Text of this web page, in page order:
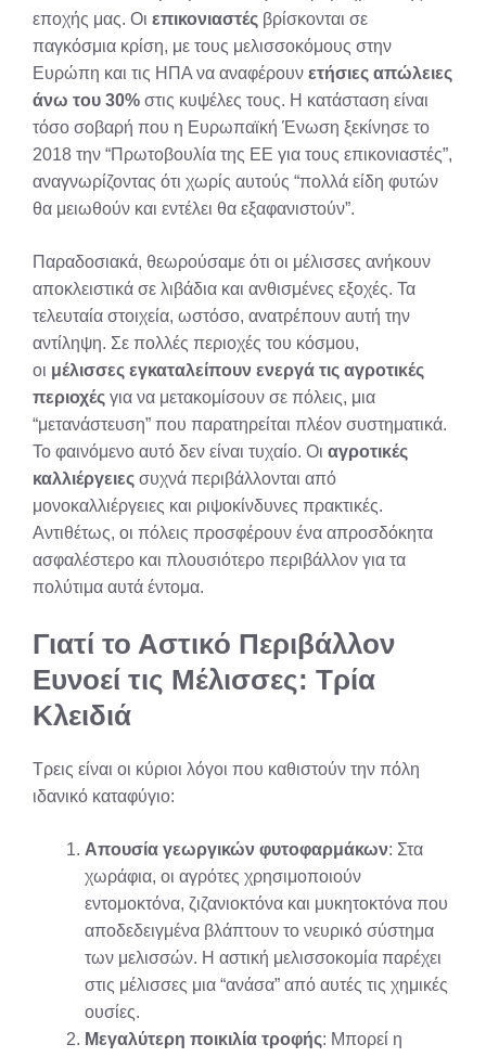
εποχής μας. Οι επικονιαστές βρίσκονται σε
παγκόσμια κρίση, με τους μελισσοκόμους στην
Ευρώπη και τις ΗΠΑ να αναφέρουν ετήσιες απώλειες
άνω του 30% στις κυψέλες τους. Η κατάσταση είναι
τόσο σοβαρή που η Ευρωπαϊκή Ένωση ξεκίνησε το
2018 την “Πρωτοβουλία της ΕΕ για τους επικονιαστές”,
αναγνωρίζοντας ότι χωρίς αυτούς “πολλά είδη φυτών
θα μειωθούν και εντέλει θα εξαφανιστούν”.
Παραδοσιακά, θεωρούσαμε ότι οι μέλισσες ανήκουν
αποκλειστικά σε λιβάδια και ανθισμένες εξοχές. Τα
τελευταία στοιχεία, ωστόσο, ανατρέπουν αυτή την
αντίληψη. Σε πολλές περιοχές του κόσμου,
οι μέλισσες εγκαταλείπουν ενεργά τις αγροτικές
περιοχές για να μετακομίσουν σε πόλεις, μια
“μετανάστευση” που παρατηρείται πλέον συστηματικά.
Το φαινόμενο αυτό δεν είναι τυχαίο. Οι αγροτικές
καλλιέργειες συχνά περιβάλλονται από
μονοκαλλιέργειες και ριψοκίνδυνες πρακτικές.
Αντιθέτως, οι πόλεις προσφέρουν ένα απροσδόκητα
ασφαλέστερο και πλουσιότερο περιβάλλον για τα
πολύτιμα αυτά έντομα.
Γιατί το Αστικό Περιβάλλον
Ευνοεί τις Μέλισσες: Τρία
Κλειδιά
Τρεις είναι οι κύριοι λόγοι που καθιστούν την πόλη
ιδανικό καταφύγιο:
Απουσία γεωργικών φυτοφαρμάκων: Στα
χωράφια, οι αγρότες χρησιμοποιούν
εντομοκτόνα, ζιζανιοκτόνα και μυκητοκτόνα που
αποδεδειγμένα βλάπτουν το νευρικό σύστημα
των μελισσών. Η αστική μελισσοκομία παρέχει
στις μέλισσες μια “ανάσα” από αυτές τις χημικές
ουσίες.
Μεγαλύτερη ποικιλία τροφής: Μπορεί η